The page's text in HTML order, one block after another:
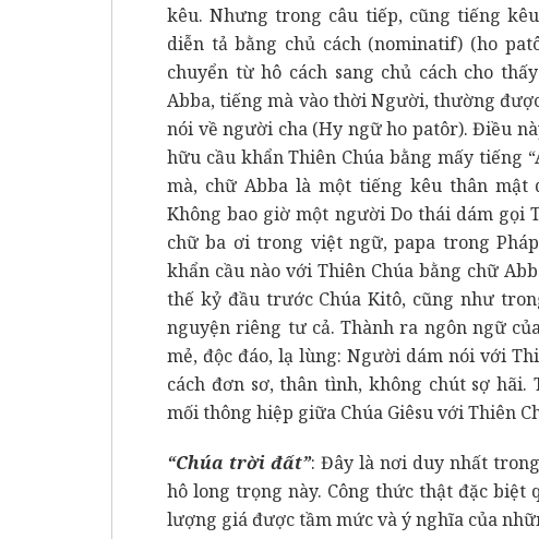
kêu. Nhưng trong câu tiếp, cũng tiếng
diễn tả bằng chủ cách (nominatif) (ho
chuyển từ hô cách sang chủ cách cho
Abba, tiếng mà vào thời Người, thường
nói về người cha (Hy ngữ ho patôr). Điều
hữu cầu khẩn Thiên Chúa bằng mấy tiếng
mà, chữ Abba là một tiếng kêu thân
Không bao giờ một người Do thái dám gọi
chữ ba ơi trong việt ngữ, papa trong
khẩn cầu nào với Thiên Chúa bằng chữ
thế kỷ đầu trước Chúa Kitô, cũng như
nguyện riêng tư cả. Thành ra ngôn ngữ
mẻ, độc đáo, lạ lùng: Người dám nói với
cách đơn sơ, thân tình, không chút sợ
mối thông hiệp giữa Chúa Giêsu với Thiên
“Chúa trời đất”: Đây là nơi duy nhất
hô long trọng này. Công thức thật đặc
lượng giá được tầm mức và ý nghĩa của